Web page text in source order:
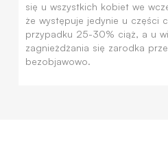
się u wszystkich kobiet we
że występuje jedynie u części
przypadku 25-30% ciąż, a u
zagnieżdżania się zarodka
bezobjawowo.